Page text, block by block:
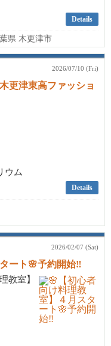
Details
県 木更津市
2026/07/10 (Fri)
更津東高ファッショ
ウム
Details
2026/02/07 (Sat)
ート🌸予約開始‼️
教室】